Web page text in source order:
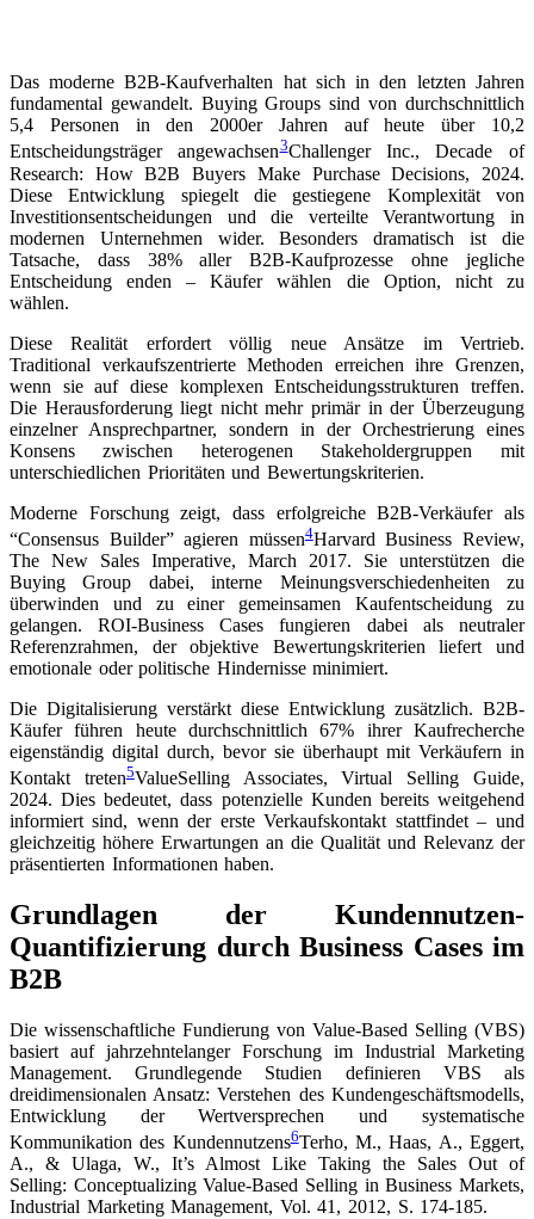
Das moderne B2B-Kaufverhalten hat sich in den letzten Jahren
fundamental gewandelt. Buying Groups sind von durchschnittlich
5,4 Personen in den 2000er Jahren auf heute über 10,2
Entscheidungsträger angewachsen3Challenger Inc., Decade of
Research: How B2B Buyers Make Purchase Decisions, 2024.
Diese Entwicklung spiegelt die gestiegene Komplexität von
Investitionsentscheidungen und die verteilte Verantwortung in
modernen Unternehmen wider. Besonders dramatisch ist die
Tatsache, dass 38% aller B2B-Kaufprozesse ohne jegliche
Entscheidung enden – Käufer wählen die Option, nicht zu
wählen.
Diese Realität erfordert völlig neue Ansätze im Vertrieb.
Traditional verkaufszentrierte Methoden erreichen ihre Grenzen,
wenn sie auf diese komplexen Entscheidungsstrukturen treffen.
Die Herausforderung liegt nicht mehr primär in der Überzeugung
einzelner Ansprechpartner, sondern in der Orchestrierung eines
Konsens zwischen heterogenen Stakeholdergruppen mit
unterschiedlichen Prioritäten und Bewertungskriterien.
Moderne Forschung zeigt, dass erfolgreiche B2B-Verkäufer als
“Consensus Builder” agieren müssen4Harvard Business Review,
The New Sales Imperative, March 2017. Sie unterstützen die
Buying Group dabei, interne Meinungsverschiedenheiten zu
überwinden und zu einer gemeinsamen Kaufentscheidung zu
gelangen. ROI-Business Cases fungieren dabei als neutraler
Referenzrahmen, der objektive Bewertungskriterien liefert und
emotionale oder politische Hindernisse minimiert.
Die Digitalisierung verstärkt diese Entwicklung zusätzlich. B2B-
Käufer führen heute durchschnittlich 67% ihrer Kaufrecherche
eigenständig digital durch, bevor sie überhaupt mit Verkäufern in
Kontakt treten5ValueSelling Associates, Virtual Selling Guide,
2024. Dies bedeutet, dass potenzielle Kunden bereits weitgehend
informiert sind, wenn der erste Verkaufskontakt stattfindet – und
gleichzeitig höhere Erwartungen an die Qualität und Relevanz der
präsentierten Informationen haben.
Grundlagen der Kundennutzen-
Quantifizierung durch Business Cases im
B2B
Die wissenschaftliche Fundierung von Value-Based Selling (VBS)
basiert auf jahrzehntelanger Forschung im Industrial Marketing
Management. Grundlegende Studien definieren VBS als
dreidimensionalen Ansatz: Verstehen des Kundengeschäftsmodells,
Entwicklung der Wertversprechen und systematische
Kommunikation des Kundennutzens6Terho, M., Haas, A., Eggert,
A., & Ulaga, W., It’s Almost Like Taking the Sales Out of
Selling: Conceptualizing Value-Based Selling in Business Markets,
Industrial Marketing Management, Vol. 41, 2012, S. 174-185.